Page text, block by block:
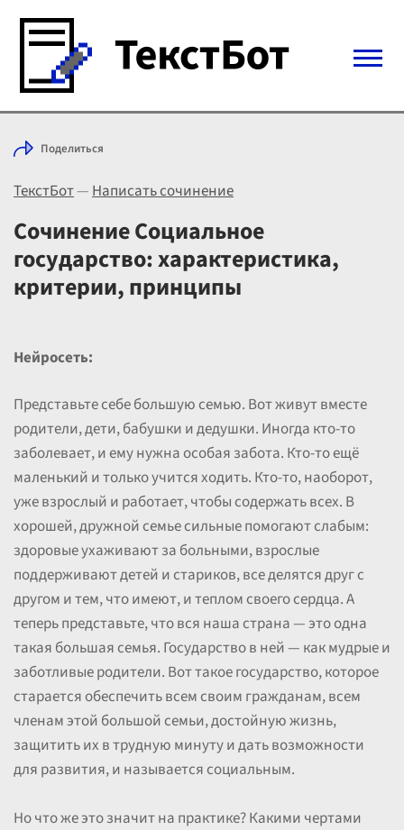
Войти с Telegram
Выбрать режим
Цены
Поделиться
ТекстБот—Написать сочинение
Сочинение Социальное
государство: характеристика,
критерии, принципы
Нейросеть:
Представьте себе большую семью. Вот живут вместе
родители, дети, бабушки и дедушки. Иногда кто-то
заболевает, и ему нужна особая забота. Кто-то ещё
маленький и только учится ходить. Кто-то, наоборот,
уже взрослый и работает, чтобы содержать всех. В
хорошей, дружной семье сильные помогают слабым:
здоровые ухаживают за больными, взрослые
поддерживают детей и стариков, все делятся друг с
другом и тем, что имеют, и теплом своего сердца. А
теперь представьте, что вся наша страна — это одна
такая большая семья. Государство в ней — как мудрые и
заботливые родители. Вот такое государство, которое
старается обеспечить всем своим гражданам, всем
членам этой большой семьи, достойную жизнь,
защитить их в трудную минуту и дать возможности
для развития, и называется социальным.
Но что же это значит на практике? Какими чертами